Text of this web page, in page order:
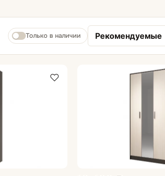
Только в наличии
Сортировка